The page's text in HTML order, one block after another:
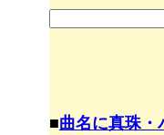
■曲名に真珠